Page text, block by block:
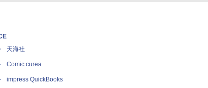
天海社
Comic curea
impress QuickBooks